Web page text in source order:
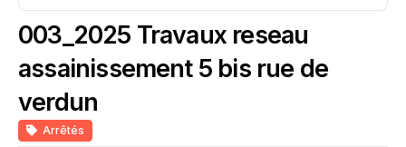
003_2025 Travaux reseau
assainissement 5 bis rue de
verdun
Arrêtés